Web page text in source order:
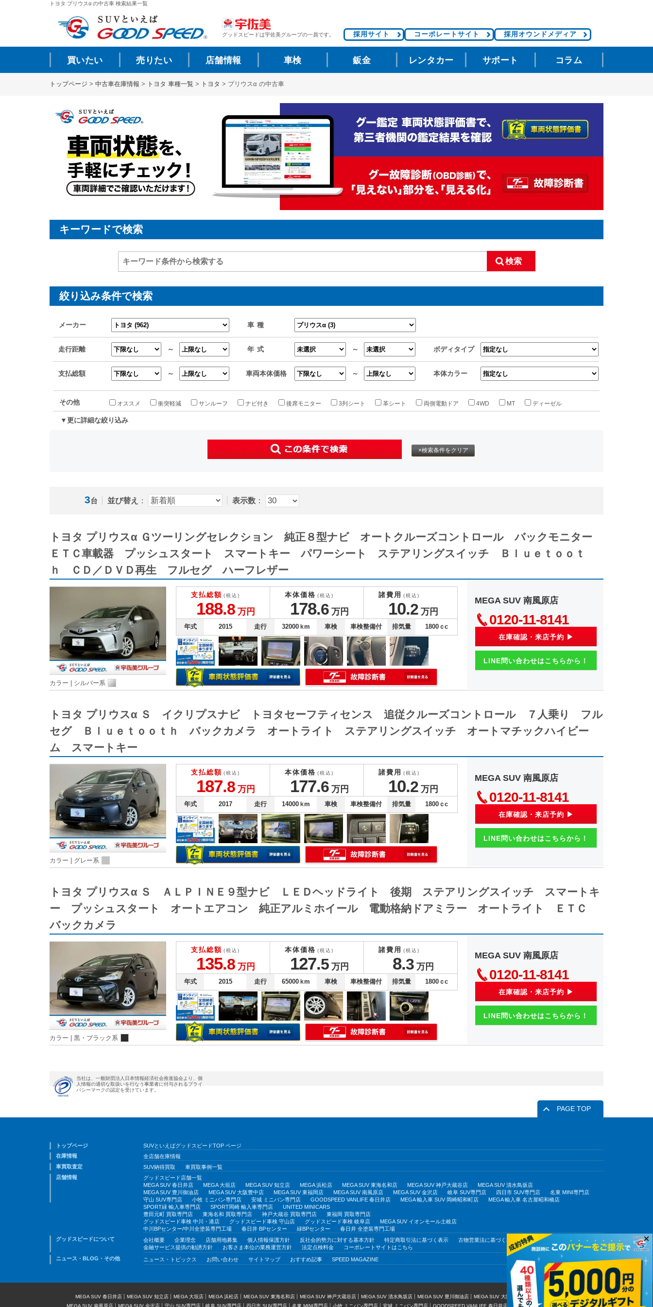
トヨタ プリウスα の中古車 検索結果一覧
グッドスピードは宇佐美グループの一員です。 採用サイト コーポレートサイト 採用オウンドメディア
買いたい 売りたい 店舗情報 車検 鈑金 レンタカー サポート コラム
トップページ > 中古車在庫情報 > トヨタ 車種一覧 > トヨタ > プリウスα の中古車
キーワードで検索
絞り込み条件で検索
メーカー 車種
走行距離 ～ 年式 ～ ボディタイプ
支払総額 ～ 車両本体価格 ～ 本体カラー
その他 オススメ 衝突軽減 サンルーフ ナビ付き 後席モニター 3列シート 革シート 両側電動ドア 4WD MT ディーゼル
▼更に詳細な絞り込み
×検索条件をクリア
3台 並び替え ： 表示数：
トヨタ プリウスα Ｇツーリングセレクション 純正８型ナビ オートクルーズコントロール バックモニター
ＥＴＣ車載器 プッシュスタート スマートキー パワーシート ステアリングスイッチ Ｂｌｕｅｔｏｏｔ
ｈ ＣＤ／ＤＶＤ再生 フルセグ ハーフレザー
カラー | シルバー系
支払総額 (税込)
188.8 万円
本体価格 (税込)
178.6 万円
諸費用 (税込)
10.2 万円
年式 2015 走行 32000ｋm 車検 車検整備付 排気量 1800 ｃc
MEGA SUV 南風原店
0120-11-8141
在庫確認・来店予約 ▶
LINE問い合わせはこちらから！
トヨタ プリウスα Ｓ イクリプスナビ トヨタセーフティセンス 追従クルーズコントロール ７人乗り フル
セグ Ｂｌｕｅｔｏｏｔｈ バックカメラ オートライト ステアリングスイッチ オートマチックハイビー
ム スマートキー
カラー | グレー系
支払総額 (税込)
187.8 万円
本体価格 (税込)
177.6 万円
諸費用 (税込)
10.2 万円
年式 2017 走行 14000ｋm 車検 車検整備付 排気量 1800 ｃc
MEGA SUV 南風原店
0120-11-8141
在庫確認・来店予約 ▶
LINE問い合わせはこちらから！
トヨタ プリウスα Ｓ ＡＬＰＩＮＥ９型ナビ ＬＥＤヘッドライト 後期 ステアリングスイッチ スマートキ
ー プッシュスタート オートエアコン 純正アルミホイール 電動格納ドアミラー オートライト ＥＴＣ
バックカメラ
カラー | 黒・ブラック系
支払総額 (税込)
135.8 万円
本体価格 (税込)
127.5 万円
諸費用 (税込)
8.3 万円
年式 2015 走行 65000ｋm 車検 車検整備付 排気量 1800 ｃc
MEGA SUV 南風原店
0120-11-8141
在庫確認・来店予約 ▶
LINE問い合わせはこちらから！
PAGE TOP
トップページ
SUVといえばグッドスピードTOP ページ
在庫情報
全店舗在庫情報
車買取査定
SUV納得買取
車買取事例一覧
店舗情報
グッドスピード店舗一覧
MEGA SUV 春日井店
MEGA 大垣店 MEGA SUV 知立店 MEGA 浜松店 MEGA SUV 東海名和店 MEGA SUV 神戸大蔵谷店
MEGA SUV 清水鳥坂店
MEGA SUV 豊川御油店
MEGA SUV 大阪豊中店 MEGA SUV 東福岡店 MEGA SUV 南風原店 MEGA SUV 金沢店 岐阜 SUV専門店 四日市 SUV専門店
名東 MINI専門店
守山 SUV専門店
小牧 ミニバン専門店 安城 ミニバン専門店 GOODSPEED VANLIFE 春日井店 MEGA 輸入車 SUV 岡崎昭和町店
MEGA 輸入車 名古屋昭和橋店
SPORT緑 輸入車専門店
SPORT岡崎 輸入車専門店
UNITED MINICARS
豊田元町 買取専門店
東海名和 買取専門店 神戸大蔵谷 買取専門店
東福岡 買取専門店
グッドスピード車検 中川・港店
グッドスピード車検 守山店 グッドスピード車検 岐阜店
MEGA SUV イオンモール土岐店
中川BPセンター/中川全塗装専門工場
春日井 BPセンター 緑BPセンター
春日井 全塗装専門工場
グッドスピードについて
会社概要 企業理念 店舗用地募集 個人情報保護方針 反社会的勢力に対する基本方針 特定商取引法に基づく表示
古物営業法に基づく表示
金融サービス提供の勧誘方針
お客さま本位の業務運営方針 法定点検料金
コーポレートサイトはこちら
ニュース・BLOG・その他
ニュース・トピックス お問い合わせ サイトマップ おすすめ記事 SPEED MAGAZINE
当社は、一般財団法人日本情報経済社会推進協会より、個
人情報の適切な取扱いを行なう事業者に付与されるプライ
バシーマークの認定を受けています。
MEGA SUV 春日井店 MEGA SUV 知立店 MEGA 大垣店 MEGA 浜松店 MEGA SUV 東海名和店 MEGA SUV 神戸大蔵谷店 MEGA SUV 清水鳥坂店 MEGA SUV 豊川御油店 MEGA SUV 大阪豊中店
MEGA SUV 東福岡店
MEGA SUV 南風原店
MEGA SUV 金沢店 守山 SUV専門店 岐阜 SUV専門店 四日市 SUV専門店 名東 MINI専門店 小牧 ミニバン専門店 安城 ミニバン専門店 GOODSPEED VANLIFE 春日井店 MEGA 輸入車 SUV 岡崎昭和町店
×